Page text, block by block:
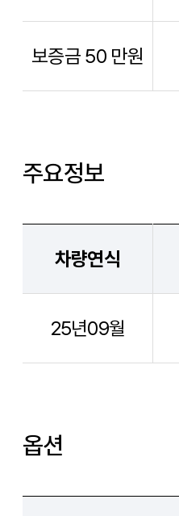
보증금 50 만원
주요정보
차량연식
25년09월
옵션